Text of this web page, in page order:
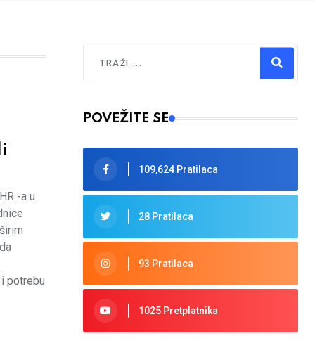
-a u
potrebu
Type 2 or more characters for results.
POVEŽITE SE
109,624 Pratilaca
28 Pratilaca
93 Pratilaca
1025 Pretplatnika